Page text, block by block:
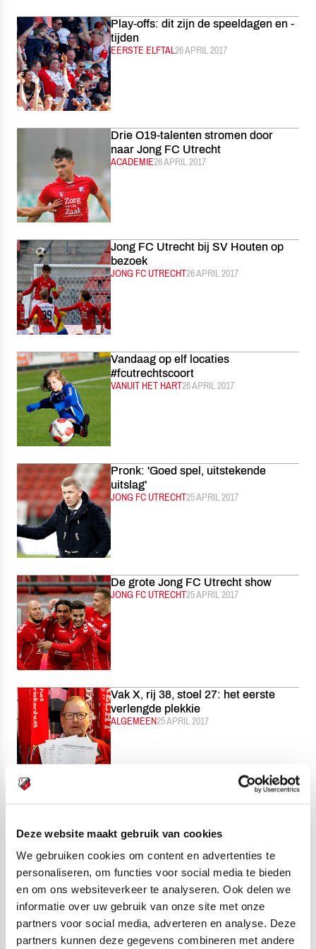
Deze website maakt gebruik van cookies
We gebruiken cookies om content en advertenties te
personaliseren, om functies voor social media te bieden
en om ons websiteverkeer te analyseren. Ook delen we
informatie over uw gebruik van onze site met onze
partners voor social media, adverteren en analyse. Deze
partners kunnen deze gegevens combineren met andere
Play-offs: dit zijn de speeldagen en -
tijden
CATEGORIE:
EERSTE ELFTALGEPUBLICEERD:
26 APRIL 2017
Drie O19-talenten stromen door
naar Jong FC Utrecht
CATEGORIE:
ACADEMIEGEPUBLICEERD:
26 APRIL 2017
Jong FC Utrecht bij SV Houten op
bezoek
CATEGORIE:
JONG FC UTRECHTGEPUBLICEERD:
26 APRIL 2017
Vandaag op elf locaties
#fcutrechtscoort
CATEGORIE:
VANUIT HET HARTGEPUBLICEERD:
26 APRIL 2017
Pronk: 'Goed spel, uitstekende
uitslag'
CATEGORIE:
JONG FC UTRECHTGEPUBLICEERD:
25 APRIL 2017
De grote Jong FC Utrecht show
CATEGORIE:
JONG FC UTRECHTGEPUBLICEERD:
25 APRIL 2017
Vak X, rij 38, stoel 27: het eerste
verlengde plekkie
CATEGORIE:
ALGEMEENGEPUBLICEERD:
25 APRIL 2017
Beloften spelen vanavond laatste
CATEGORIE:
JONG FC UTRECHTGEPUBLICEERD:
25 APRIL 2017
De Keijzer, Mallahi en St. Jago naar
EK in Kroatië
CATEGORIE:
ACADEMIEGEPUBLICEERD:
25 APRIL 2017